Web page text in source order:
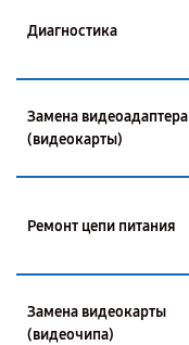
Диагностика
Замена видеоадаптера
(видеокарты)
Ремонт цепи питания
Замена видеокарты
(видеочипа)